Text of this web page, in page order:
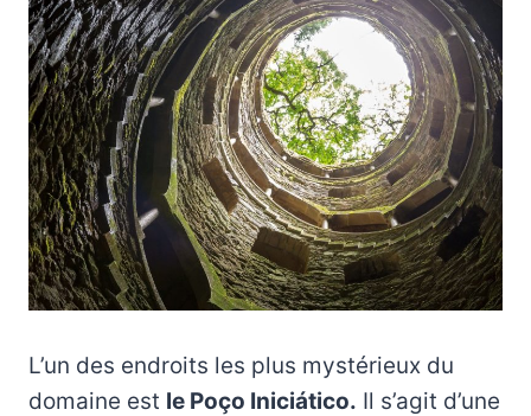
L’un des endroits les plus mystérieux du
domaine est le Poço Iniciático. Il s’agit d’une